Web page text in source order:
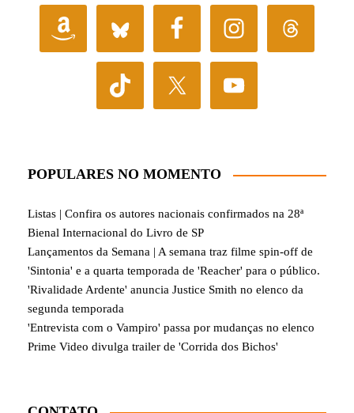
POPULARES NO MOMENTO
Listas | Confira os autores nacionais confirmados na 28ª
Bienal Internacional do Livro de SP
Lançamentos da Semana | A semana traz filme spin-off de
'Sintonia' e a quarta temporada de 'Reacher' para o público.
'Rivalidade Ardente' anuncia Justice Smith no elenco da
segunda temporada
'Entrevista com o Vampiro' passa por mudanças no elenco
Prime Video divulga trailer de 'Corrida dos Bichos'